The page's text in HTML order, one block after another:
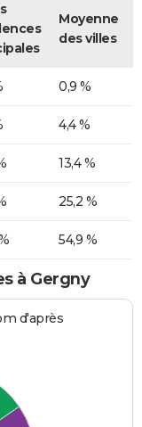
Moyenne
des villes
0,9 %
4,4 %
13,4 %
25,2 %
54,9 %
à Gergny
d'après